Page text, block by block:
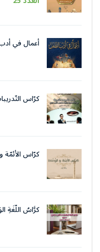
أعمال في
كرّاس
كرّاس الأئمّة
كرَّاسُ اللُّغَةِ